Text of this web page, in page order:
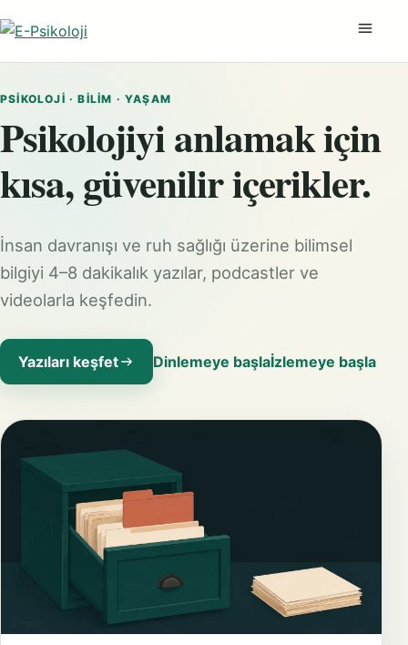
PSIKOLOJI · BILIM · YAŞAM
Psikolojiyi anlamak için
kısa, güvenilir içerikler.
İnsan davranışı ve ruh sağlığı üzerine bilimsel
bilgiyi 4–8 dakikalık yazılar, podcastler ve
videolarla keşfedin.
Yazıları keşfet Dinlemeye başlaİzlemeye başla